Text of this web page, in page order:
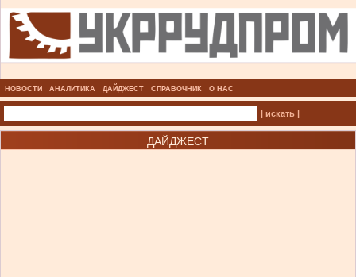
НОВОСТИ АНАЛИТИКА ДАЙДЖЕСТ СПРАВОЧНИК О НАС
| искать |
ДАЙДЖЕСТ